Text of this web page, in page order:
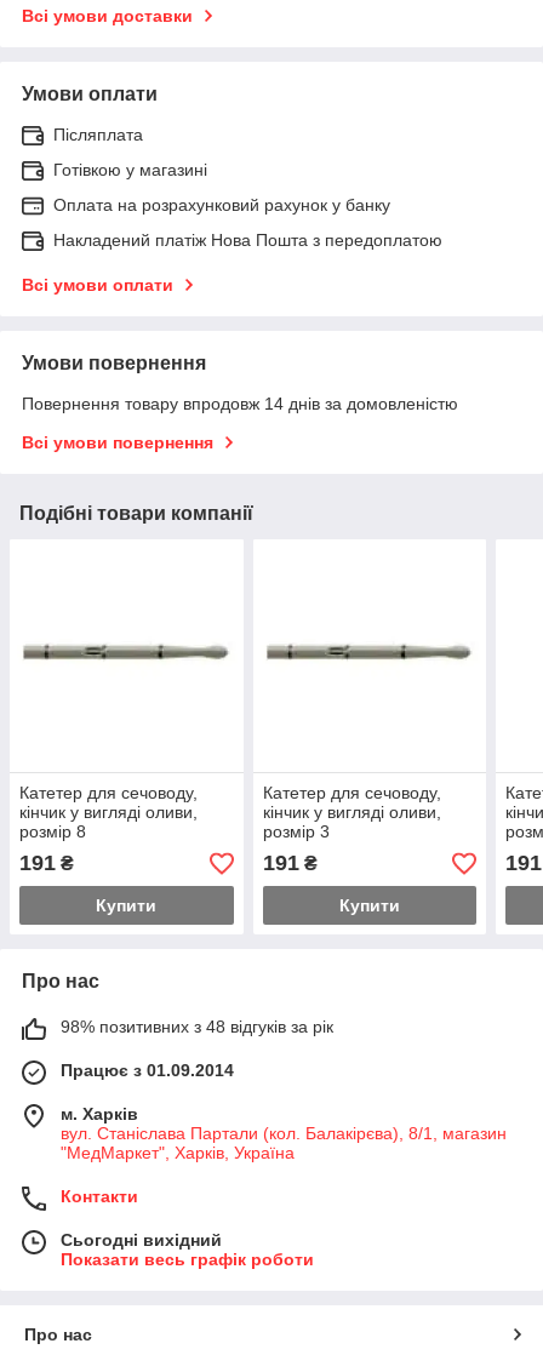
Всі умови доставки
Умови оплати
Післяплата
Готівкою у магазині
Оплата на розрахунковий рахунок у банку
Накладений платіж Нова Пошта з передоплатою
Всі умови оплати
Умови повернення
Повернення товару впродовж 14 днів за домовленістю
Всі умови повернення
Подібні товари компанії
Катетер для сечоводу,
кінчик у вигляді оливи,
розмір 8
191 ₴
Купити
Катетер для сечоводу,
кінчик у вигляді оливи,
розмір 3
191₴
Купити
191
Про нас
98% позитивних з 48 відгуків за рік
Працює з 01.09.2014
м. Харків
вул. Станіслава Партали (кол. Балакірєва), 8/1, магазин
"МедМаркет", Харків, Україна
Контакти
Сьогодні вихідний
Показати весь графік роботи
Про нас